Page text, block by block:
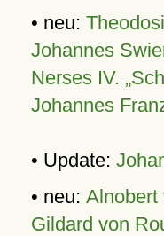
• neu:
Johannes
Nerses IV.
Johannes
• Update:
• neu: Alnobert
Gildard von